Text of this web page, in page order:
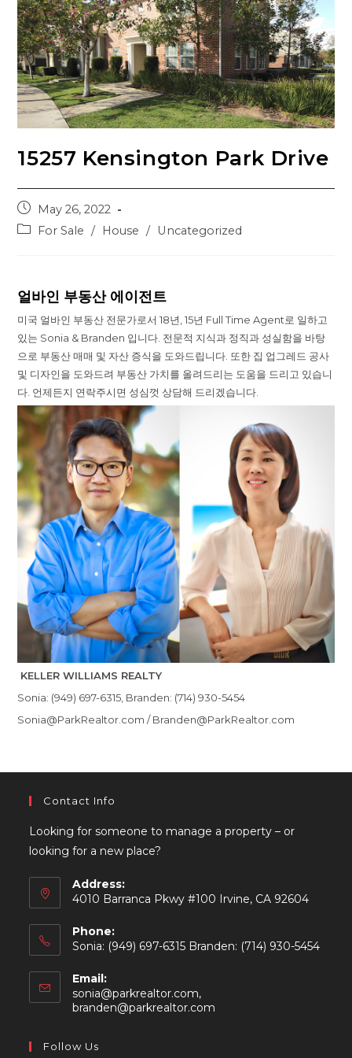
15257 Kensington Park Drive
Post
published:
May 26, 2022
PostFor Sale / House / Uncategorized
얼바인 부동산 에이전트
미국 얼바인 부동산 전문가로서 18년, 15년 Full Time Agent로 일하고
있는 Sonia & Branden 입니다. 전문적 지식과 정직과 성실함을 바탕
으로 부동산 매매 및 자산 증식을 도와드립니다. 또한 집 업그레드 공사
및 디자인을 도와드려 부동산 가치를 올려드리는 도움을 드리고 있습니
다. 언제든지 연락주시면 성심껏 상담해 드리겠습니다.
KELLER WILLIAMS REALTY
Sonia: (949) 697-6315, Branden: (714) 930-5454
Sonia@ParkRealtor.com / Branden@ParkRealtor.com
Contact Info
Looking for someone to manage a property – or
looking for a new place?
Address:
4010 Barranca Pkwy #100 Irvine, CA 92604
Phone:
Sonia: (949) 697-6315 Branden: (714) 930-5454
Email:
sonia@parkrealtor.com,
branden@parkrealtor.com
Follow Us